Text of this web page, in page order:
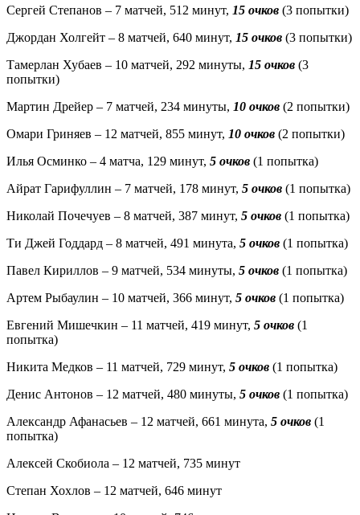
Сергей Степанов – 7 матчей, 512 минут, 15 очков (3 попытки)
Джордан Холгейт – 8 матчей, 640 минут, 15 очков (3 попытки)
Тамерлан Хубаев – 10 матчей, 292 минуты, 15 очков (3
попытки)
Мартин Дрейер – 7 матчей, 234 минуты, 10 очков (2 попытки)
Омари Гриняев – 12 матчей, 855 минут, 10 очков (2 попытки)
Илья Осминко – 4 матча, 129 минут, 5 очков (1 попытка)
Айрат Гарифуллин – 7 матчей, 178 минут, 5 очков (1 попытка)
Николай Почечуев – 8 матчей, 387 минут, 5 очков (1 попытка)
Ти Джей Годдард – 8 матчей, 491 минута, 5 очков (1 попытка)
Павел Кириллов – 9 матчей, 534 минуты, 5 очков (1 попытка)
Артем Рыбаулин – 10 матчей, 366 минут, 5 очков (1 попытка)
Евгений Мишечкин – 11 матчей, 419 минут, 5 очков (1
попытка)
Никита Медков – 11 матчей, 729 минут, 5 очков (1 попытка)
Денис Антонов – 12 матчей, 480 минуты, 5 очков (1 попытка)
Александр Афанасьев – 12 матчей, 661 минута, 5 очков (1
попытка)
Алексей Скобиола – 12 матчей, 735 минут
Степан Хохлов – 12 матчей, 646 минут